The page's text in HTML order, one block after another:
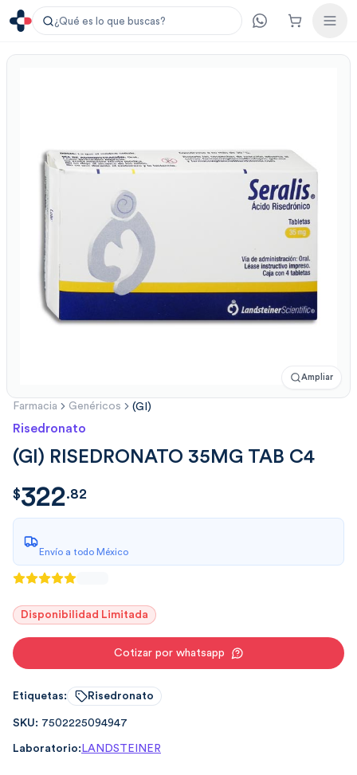
¿Qué es lo que buscas?
Ampliar
Farmacia Genéricos (GI)
Risedronato
(GI) RISEDRONATO 35MG TAB C4
$322.82
$322.82
Envío a todo México
Disponibilidad Limitada
Cotizar por whatsapp
Etiquetas: Risedronato
SKU: 7502225094947
Laboratorio: LANDSTEINER